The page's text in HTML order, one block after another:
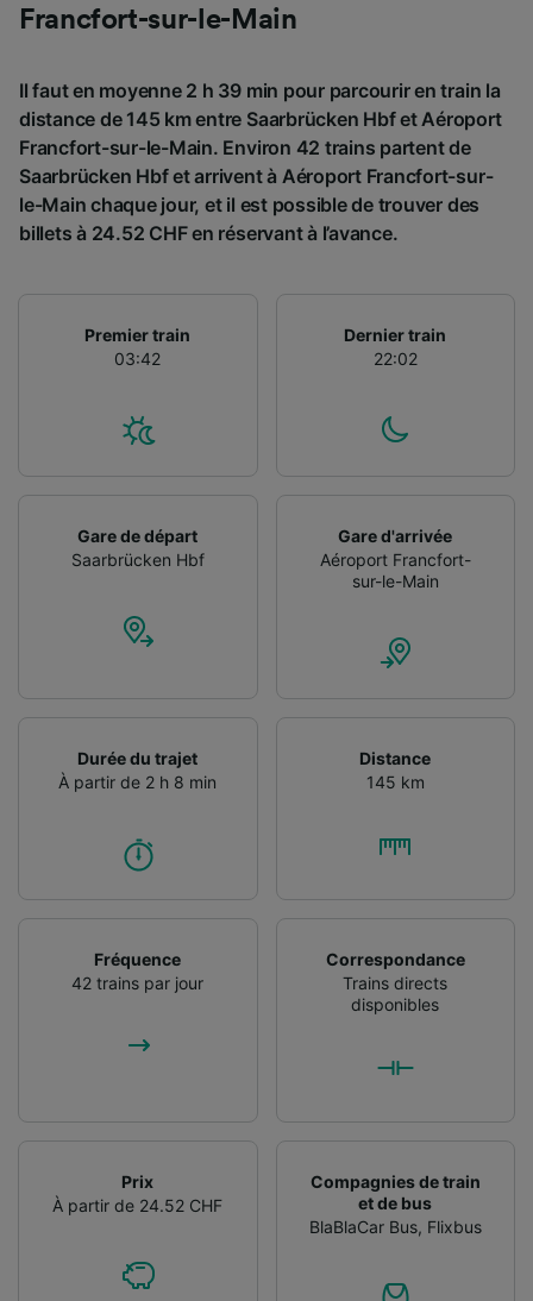
Francfort-sur-le-Main
Il faut en moyenne 2 h 39 min pour parcourir en train la
distance de 145 km entre Saarbrücken Hbf et Aéroport
Francfort-sur-le-Main. Environ 42 trains partent de
Saarbrücken Hbf et arrivent à Aéroport Francfort-sur-
le-Main chaque jour, et il est possible de trouver des
billets à 24.52 CHF en réservant à l’avance.
Premier train
03:42
Dernier train
22:02
Gare de départ
Saarbrücken Hbf
Gare d'arrivée
Aéroport Francfort-
sur-le-Main
Durée du trajet
À partir de 2 h 8 min
Distance
145 km
Fréquence
42 trains par jour
Correspondance
Trains directs
disponibles
Prix
À partir de 24.52 CHF
Compagnies de train
et de bus
BlaBlaCar Bus, Flixbus
l’identification. Stocker et/ou accéder à des
informations sur un appareil. Publicités et
performance des publicités et du contenu,
études d’audience et développement de
services.
Liste de nos partenaires (fournisseurs)